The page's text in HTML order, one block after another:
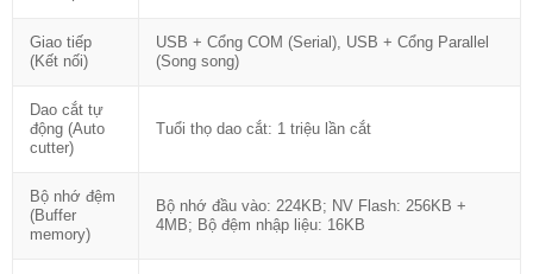
Giao tiếp
(Kết nối)
USB + Cổng COM (Serial), USB + Cổng Parallel
(Song song)
Dao cắt tự
động (Auto
cutter)
Tuổi thọ dao cắt: 1 triệu lần cắt
Bộ nhớ đệm
(Buffer
memory)
Bộ nhớ đầu vào: 224KB; NV Flash: 256KB +
4MB; Bộ đệm nhập liệu: 16KB